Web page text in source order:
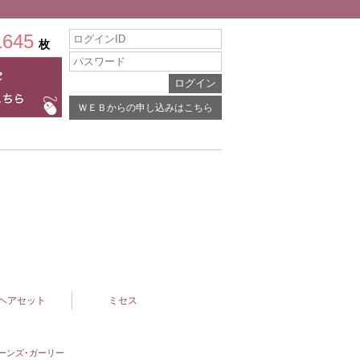
枚
ＷＥＢからの申し込みはこちら
アセット ミセス
ンズ･ガーリー